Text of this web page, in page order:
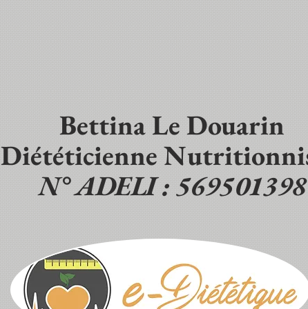
Bettina Le Douarin
Diététicienne
N° ADELI : 569501398